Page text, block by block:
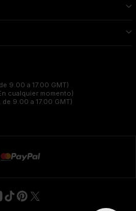
9.00 a 17.00 GMT)
cualquier momento)
9.00 a 17.00 GMT)